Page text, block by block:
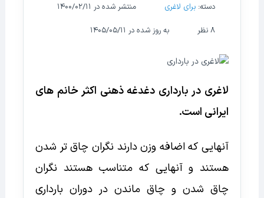
دسته: برای لاغری
منتشر شده در ۱۴۰۰/۰۲/۱۱
8 نظر
به روز شده در ۱۴۰۵/۰۵/۱۱
لاغری در بارداری دغدغه ذهنی اکثر خانم های
ایرانی است.
آنهایی که اضافه وزن دارند نگران چاق تر شدن
هستند و آنهایی که متناسب هستند نگران
چاق شدن و چاق ماندن در دوران بارداری